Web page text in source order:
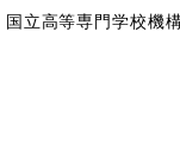
国立高等専門学校機